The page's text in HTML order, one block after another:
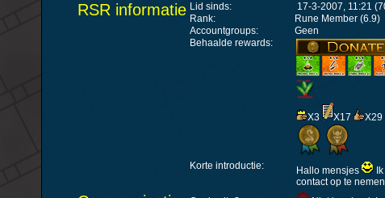
RSR informatie Lid sinds:
17-3-2007, 11:21
Rank:
Rune Member (6.9)
Accountgroups:
Geen
Behaalde rewards:
X3 X17 X29
Korte introductie: Hallo mensjes
Ik
contact op te